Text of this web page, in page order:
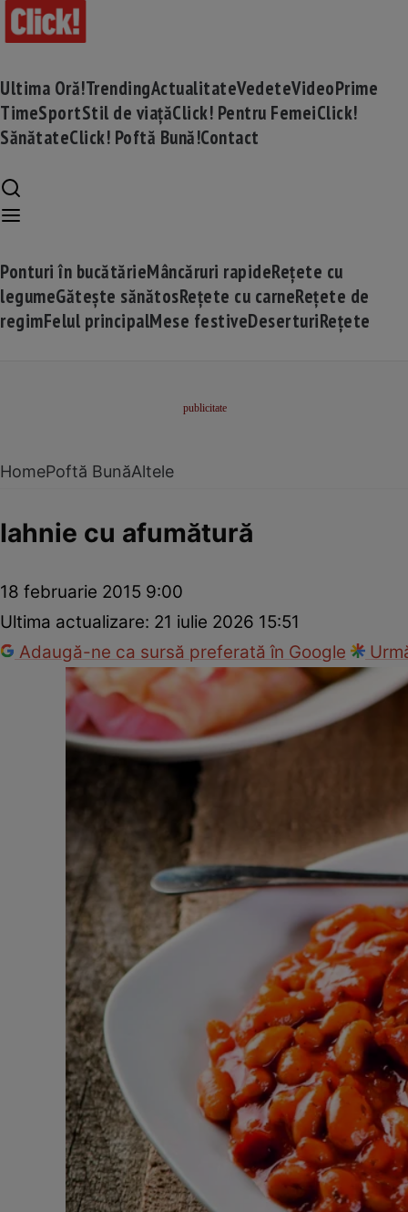
Ultima Oră!TrendingActualitateVedeteVideoPrime
TimeSportStil de viațăClick! Pentru FemeiClick!
SănătateClick! Poftă Bună!Contact
Ponturi în bucătărieMâncăruri rapideRețete cu
legumeGătește sănătosRețete cu carneRețete de
regimFelul principalMese festiveDeserturiRețete
HomePoftă BunăAltele
Iahnie cu afumătură
18 februarie 2015 9:00
Ultima actualizare: 21 iulie 2026 15:51
Adaugă-ne ca sursă preferată în Google